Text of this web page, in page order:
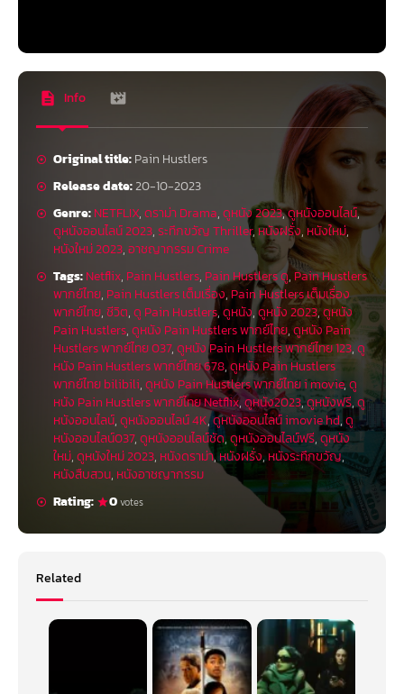
Info
Original title:Pain Hustlers
Release date:20-10-2023
Genre:NETFLIX,ดราม่า Drama,ดูหนัง 2023,ดูหนังออนไลน์,
ดูหนังออนไลน์ 2023,ระทึกขวัญ Thriller,หนังฝรั่ง,หนังใหม่,
หนังใหม่ 2023,อาชญากรรม Crime
Tags:Netflix, Pain Hustlers, Pain Hustlers ดู, Pain Hustlers
พากย์ไทย, Pain Hustlers เต็มเรื่อง, Pain Hustlers เต็มเรื่อง
พากย์ไทย,ชีวิต,ดู Pain Hustlers,ดูหนัง,ดูหนัง 2023,ดูหนัง
Pain Hustlers,ดูหนัง Pain Hustlers พากย์ไทย,ดูหนัง Pain
Hustlers พากย์ไทย 037,ดูหนัง Pain Hustlers พากย์ไทย 123,ดู
หนัง Pain Hustlers พากย์ไทย 678,ดูหนัง Pain Hustlers
พากย์ไทย bilibili,ดูหนัง Pain Hustlers พากย์ไทย i movie,ดู
หนัง Pain Hustlers พากย์ไทย Netflix,ดูหนัง2023,ดูหนังฟรี,ดู
หนังออนไลน์,ดูหนังออนไลน์ 4K,ดูหนังออนไลน์ imovie hd,ดู
หนังออนไลน์037,ดูหนังออนไลน์ชัด,ดูหนังออนไลน์ฟรี,ดูหนัง
ใหม่,ดูหนังใหม่ 2023, หนังดราม่า,หนังฝรั่ง,หนังระทึกขวัญ,
หนังสืบสวน, หนังอาชญากรรม
Rating:
0votes
Related